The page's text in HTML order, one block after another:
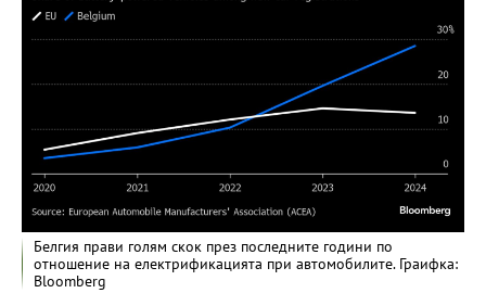
Белгия прави голям скок през последните години по
отношение на електрификацията при автомобилите. Граифка:
Bloomberg